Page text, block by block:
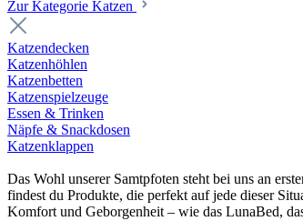
Zur Kategorie Katzen
Katzendecken
Katzenhöhlen
Katzenbetten
Katzenspielzeuge
Essen & Trinken
Näpfe & Snackdosen
Katzenklappen
Das Wohl unserer Samtpfoten steht bei uns an
findest du Produkte, die perfekt auf jede dieser
Komfort und Geborgenheit – wie das LunaBed,